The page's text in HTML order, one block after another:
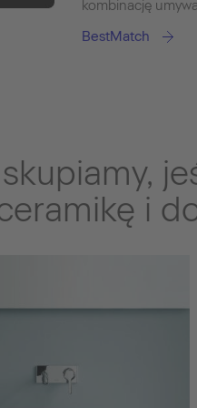
kombinację
BestMatch
i